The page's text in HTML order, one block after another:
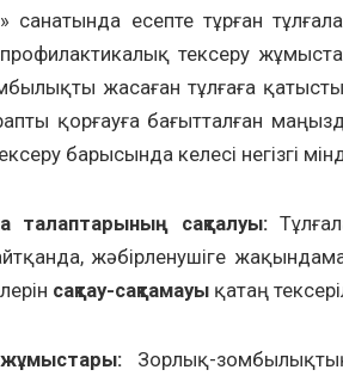
санатында есепте тұрған
тексеру
жасаған тұлғаға
қорғауға бағытталған
барысында келесі негізгі
талаптарының сақталуы:
жәбірленушіге
сақтау-сақтамауы қатаң
жұмыстары: Зорлық-